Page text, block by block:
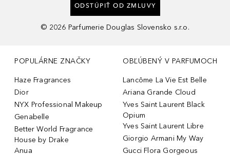
ODSTÚPIŤ OD ZMLUVY
© 2026 Parfumerie Douglas Slovensko s.r.o.
POPULÁRNE ZNAČKY
Haze Fragrances
Dior
NYX Professional Makeup
Genabelle
Better World Fragrance
House by Drake
Anua
OBĽÚBENÝ V PARFUMOCH
Lancôme La Vie Est Belle
Ariana Grande Cloud
Yves Saint Laurent Black
Opium
Yves Saint Laurent Libre
Giorgio Armani My Way
Gucci Flora Gorgeous